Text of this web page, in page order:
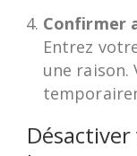
Confirmer
Entrez
une raison.